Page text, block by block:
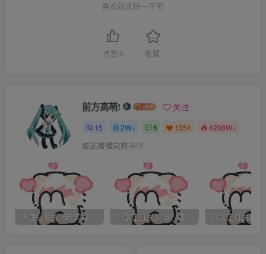
且不言她君臣心足意满、
光绪帝在一旁怒发冲冠
你脏心烂肺，好不要脸
张开你那狗嘴，乱进谗言
太后您不要听这小人之见
孩儿我身为帝王，要留点脸面 、
这样的耻辱，叫我怎么活人间
慈禧闻听，把脸一板
喜欢就支持一下吧
点赞 0 收藏
前方高萌! 关注
15 2W+ 6 1354 4208W+
威武猪猪向前冲!!!
上海打屁股 SP 实践 石家庄打屁股 SP 纯实践